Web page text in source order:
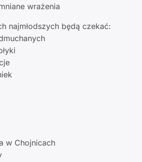
wrażenia
najmłodszych będą czekać:
w Chojnicach